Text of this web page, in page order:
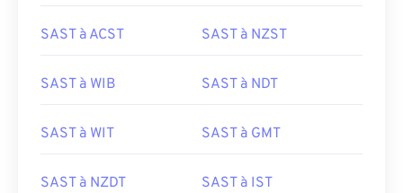
SAST à ACST SAST à NZST
SAST à WIB SAST à NDT
SAST à WIT SAST à GMT
SAST à NZDT SAST à IST